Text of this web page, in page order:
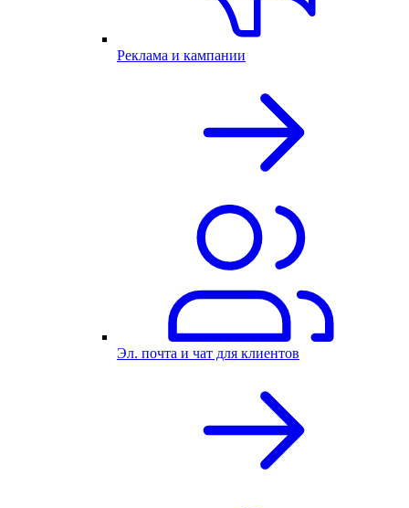
Реклама и кампании
Эл. почта и чат для клиентов